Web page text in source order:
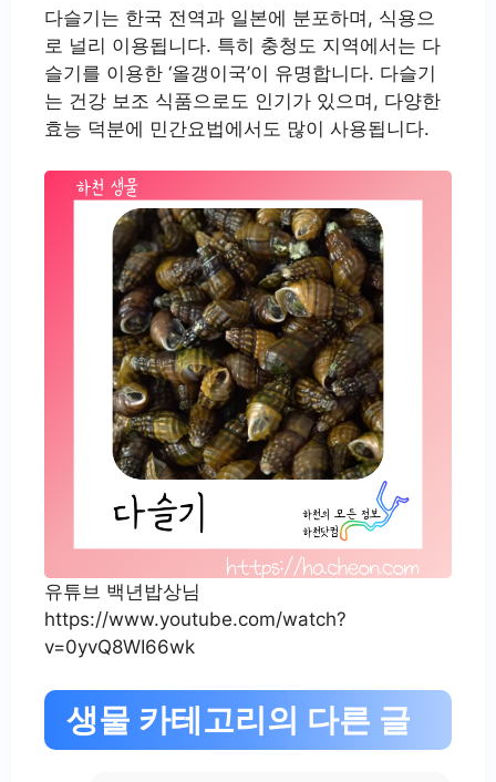
다슬기는 한국 전역과 일본에 분포하며, 식용으
로 널리 이용됩니다. 특히 충청도 지역에서는 다
슬기를 이용한 ‘올갱이국’이 유명합니다. 다슬기
는 건강 보조 식품으로도 인기가 있으며, 다양한
효능 덕분에 민간요법에서도 많이 사용됩니다.
유튜브 백년밥상님
https://www.youtube.com/watch?
v=0yvQ8WI66wk
생물 카테고리의 다른 글